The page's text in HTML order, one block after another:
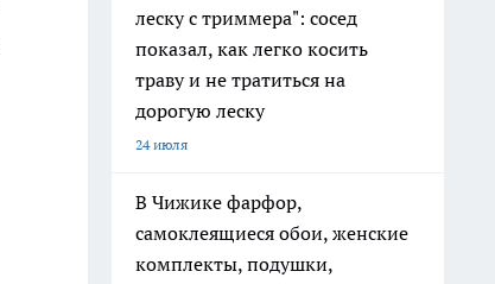
леску с триммера": сосед
показал, как легко косить
траву и не тратиться на
дорогую леску
24 июля
В Чижике фарфор,
самоклеящиеся обои, женские
комплекты, подушки,